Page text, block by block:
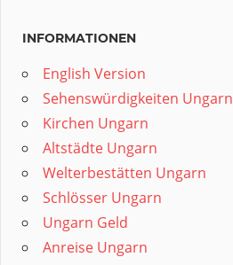
INFORMATIONEN
English Version
Sehenswürdigkeiten Ungarn
Kirchen Ungarn
Altstädte Ungarn
Welterbestätten Ungarn
Schlösser Ungarn
Ungarn Geld
Anreise Ungarn